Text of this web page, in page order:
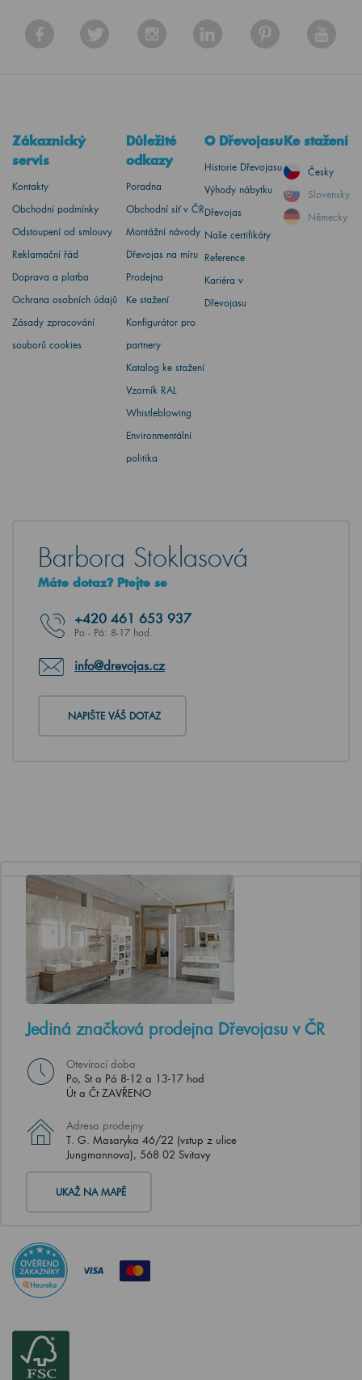
Zákaznický
servis
Kontakty
Obchodní podmínky
Odstoupení od smlouvy
Reklamační řád
Doprava a platba
Ochrana osobních údajů
Zásady zpracování
souborů cookies
Důležité
odkazy
Poradna
Obchodní síť v ČR
Montážní návody
Dřevojas na míru
Prodejna
Ke stažení
Konfigurátor pro
partnery
Katalog ke stažení
Vzorník RAL
Whistleblowing
Environmentální
politika
O Dřevojasu
Historie Dřevojasu
Výhody nábytku
Dřevojas
Naše certifikáty
Reference
Kariéra v
Dřevojasu
Ke stažení
Česky
Slovensky
Německy
Barbora Stoklasová
Máte dotaz? Ptejte se
+420 461 653 937
Po - Pá: 8-17 hod.
info@drevojas.cz
NAPIŠTE VÁŠ DOTAZ
Jediná značková prodejna Dřevojasu v ČR
Otevírací doba
Po, St a Pá 8-12 a 13-17 hod
Út a Čt ZAVŘENO
Adresa prodejny
T. G. Masaryka 46/22 (vstup z ulice
Jungmannova), 568 02 Svitavy
UKAŽ NA MAPĚ